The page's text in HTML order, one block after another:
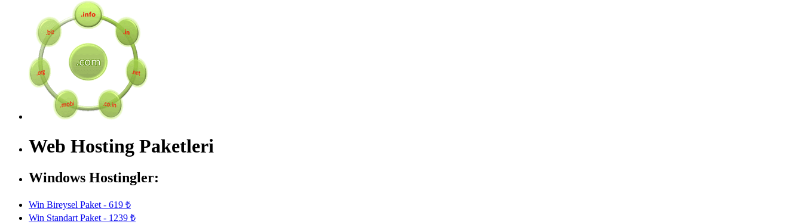
Web Hosting Paketleri
Windows Hostingler:
Win Bireysel Paket - 619 ₺
Win Standart Paket - 1239 ₺